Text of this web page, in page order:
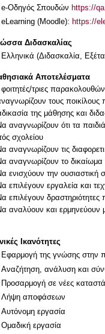
e-Οδηγός Σπουδών https://
eLearning (Moodle): https://
Διδασκαλίας
Ελληνικά (Διδασκαλία,
Αποτελέσματα
τριες
τους
της μάθησης και
αναγνωρίζουν ότι τα
σχολείου
αναγνωρίζουν τις
αναγνωρίζουν το
ενισχύουν την ουσιαστική
επιλέγουν εργαλεία και
επιλέγουν
αναλύουν και ερμηνεύουν
Ικανότητες
Εφαρμογή της γνώσης στην
Αναζήτηση, ανάλυση και
Προσαρμογή σε νέες
Λήψη αποφάσεων
Αυτόνομη εργασία
Ομαδική εργασία